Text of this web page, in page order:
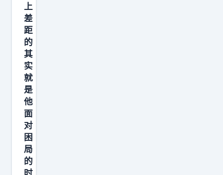
里
，
仍
然
愿
意
保
护
彼
此
的
信
任
上
差
距
的
其
实
就
是
他
面
对
困
局
的
时